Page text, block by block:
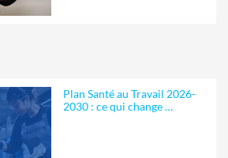
Plan Santé au Travail 2026-
2030 : ce qui change …